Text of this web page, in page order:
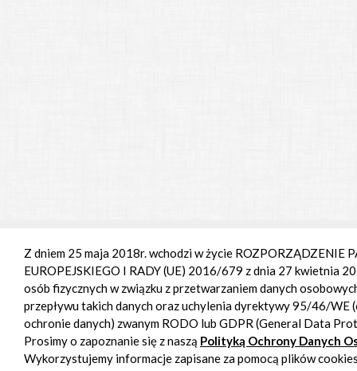
Z dniem 25 maja 2018r. wchodzi w życie ROZPORZĄDZENIE
EUROPEJSKIEGO I RADY (UE) 2016/679 z dnia 27 kwietnia
osób fizycznych w związku z przetwarzaniem danych
przepływu takich danych oraz uchylenia dyrektywy 95/46/WE
ochronie danych) zwanym RODO lub GDPR (General Data
Prosimy o zapoznanie się z naszą Polityką Ochrony Danych
Wykorzystujemy informacje zapisane za pomocą plików